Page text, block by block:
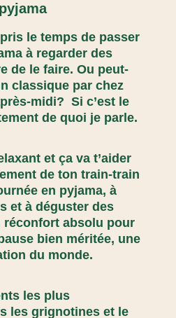
le temps de passer
à regarder des
de le faire. Ou peut-
classique par chez
midi? Si c’est le
de quoi je parle.
et ça va t’aider
de ton train-train
en pyjama, à
et à déguster des
absolu pour
pause bien méritée, une
du monde.
les plus
les grignotines et le